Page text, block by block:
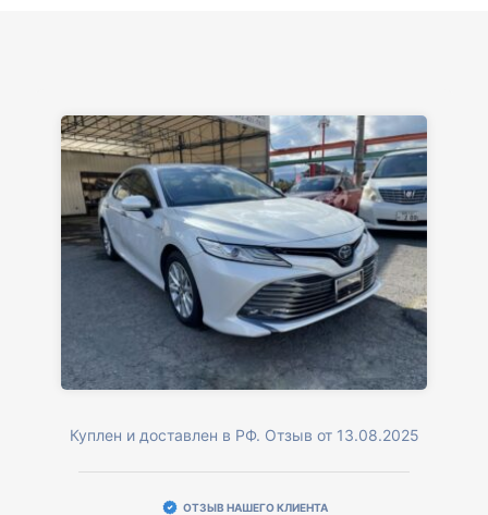
Куплен и доставлен в РФ. Отзыв от 13.08.2025
ОТЗЫВ НАШЕГО КЛИЕНТА